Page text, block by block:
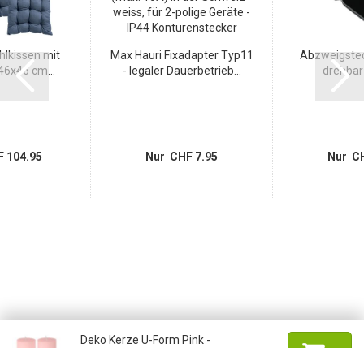
mit
cm...
104.95
Max Hauri Fixadapter Typ11
- legaler Dauerbetrieb...
Nur CHF 7.95
drehbar
Nur
Deko Kerze U-Form Pink -